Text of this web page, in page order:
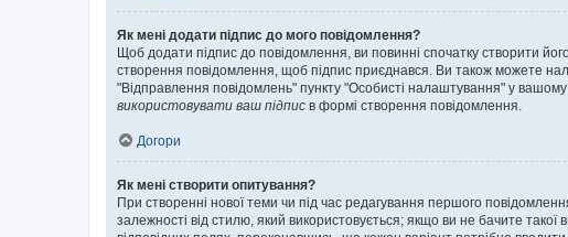
Як мені додати підпис до мого повідомлення?
Щоб додати підпис до повідомлення, ви повинні спочатку створити
створення повідомлення, щоб підпис приєднався. Ви також можете
"Відправлення повідомлень" пункту "Особисті налаштування" у
використовувати ваш підпис в формі створення повідомлення.
Догори
Як мені створити опитування?
При створенні нової теми чи під час редагування першого
залежності від стилю, який використовується; якщо ви не бачите